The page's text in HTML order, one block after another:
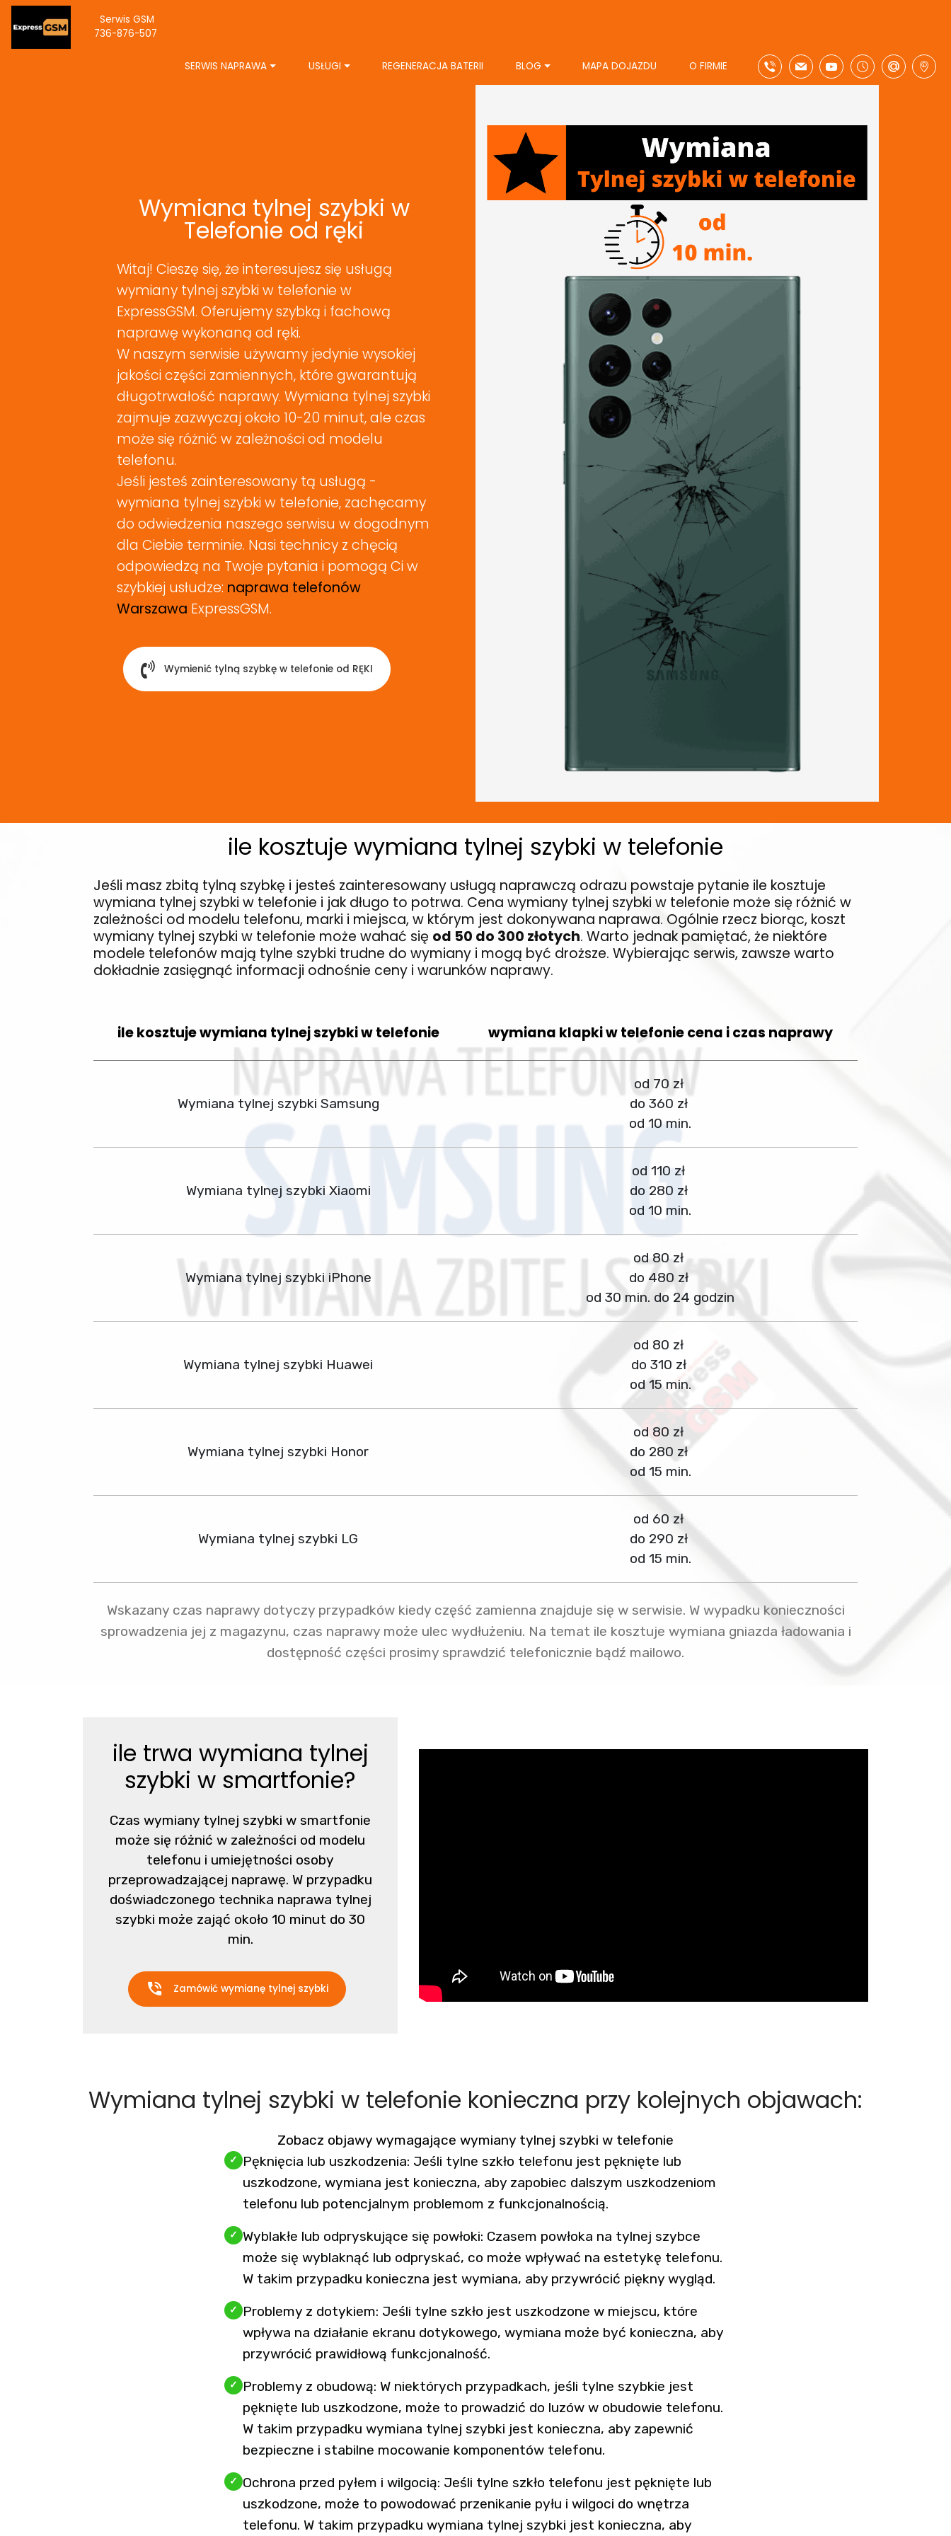
Serwis GSM
736-876-507
SERWIS NAPRAWA USŁUGI REGENERACJA BATERII BLOG MAPA DOJAZDU O FIRMIE
Wymiana tylnej szybki w
Telefonie od ręki
Witaj! Cieszę się, że interesujesz się usługą
wymiany tylnej szybki w telefonie w
ExpressGSM. Oferujemy szybką i fachową
naprawę wykonaną od ręki.
W naszym serwisie używamy jedynie wysokiej
jakości części zamiennych, które gwarantują
długotrwałość naprawy. Wymiana tylnej szybki
zajmuje zazwyczaj około 10-20 minut, ale czas
może się różnić w zależności od modelu
telefonu.
Jeśli jesteś zainteresowany tą usługą -
wymiana tylnej szybki w telefonie, zachęcamy
do odwiedzenia naszego serwisu w dogodnym
dla Ciebie terminie. Nasi technicy z chęcią
odpowiedzą na Twoje pytania i pomogą Ci w
szybkiej usłudze: naprawa telefonów
Warszawa ExpressGSM.
Wymienić tylną szybkę w telefonie od RĘKI
ile kosztuje wymiana tylnej szybki w telefonie
Jeśli masz zbitą tylną szybkę i jesteś zainteresowany usługą naprawczą odrazu powstaje pytanie ile kosztuje
wymiana tylnej szybki w telefonie i jak długo to potrwa. Cena wymiany tylnej szybki w telefonie może się różnić w
zależności od modelu telefonu, marki i miejsca, w którym jest dokonywana naprawa. Ogólnie rzecz biorąc, koszt
wymiany tylnej szybki w telefonie może wahać się od 50 do 300 złotych. Warto jednak pamiętać, że niektóre
modele telefonów mają tylne szybki trudne do wymiany i mogą być droższe. Wybierając serwis, zawsze warto
dokładnie zasięgnąć informacji odnośnie ceny i warunków naprawy.
ile kosztuje wymiana tylnej szybki w telefonie wymiana klapki w telefonie cena i czas naprawy
Wymiana tylnej szybki Samsung
od 70 zł
do 360 zł
od 10 min.
Wymiana tylnej szybki Xiaomi
od 110 zł
do 280 zł
od 10 min.
Wymiana tylnej szybki iPhone
od 80 zł
do 480 zł
od 30 min. do 24 godzin
Wymiana tylnej szybki Huawei
od 80 zł
do 310 zł
od 15 min.
Wymiana tylnej szybki Honor
od 80 zł
do 280 zł
od 15 min.
Wymiana tylnej szybki LG
od 60 zł
do 290 zł
od 15 min.
Wskazany czas naprawy dotyczy przypadków kiedy część zamienna znajduje się w serwisie. W wypadku konieczności
sprowadzenia jej z magazynu, czas naprawy może ulec wydłużeniu. Na temat ile kosztuje wymiana gniazda ładowania i
dostępność części prosimy sprawdzić telefonicznie bądź mailowo.
ile trwa wymiana tylnej
szybki w smartfonie?
Czas wymiany tylnej szybki w smartfonie
może się różnić w zależności od modelu
telefonu i umiejętności osoby
przeprowadzającej naprawę. W przypadku
doświadczonego technika naprawa tylnej
szybki może zająć około 10 minut do 30
min.
Zamówić wymianę tylnej szybki
Wymiana tylnej szybki w telefonie konieczna przy kolejnych objawach:
Zobacz objawy wymagające wymiany tylnej szybki w telefonie
Pęknięcia lub uszkodzenia: Jeśli tylne szkło telefonu jest pęknięte lub
uszkodzone, wymiana jest konieczna, aby zapobiec dalszym uszkodzeniom
telefonu lub potencjalnym problemom z funkcjonalnością.
Wyblakłe lub odpryskujące się powłoki: Czasem powłoka na tylnej szybce
może się wyblaknąć lub odpryskać, co może wpływać na estetykę telefonu.
W takim przypadku konieczna jest wymiana, aby przywrócić piękny wygląd.
Problemy z dotykiem: Jeśli tylne szkło jest uszkodzone w miejscu, które
wpływa na działanie ekranu dotykowego, wymiana może być konieczna, aby
przywrócić prawidłową funkcjonalność.
Problemy z obudową: W niektórych przypadkach, jeśli tylne szybkie jest
pęknięte lub uszkodzone, może to prowadzić do luzów w obudowie telefonu.
W takim przypadku wymiana tylnej szybki jest konieczna, aby zapewnić
bezpieczne i stabilne mocowanie komponentów telefonu.
Ochrona przed pyłem i wilgocią: Jeśli tylne szkło telefonu jest pęknięte lub
uszkodzone, może to powodować przenikanie pyłu i wilgoci do wnętrza
telefonu. W takim przypadku wymiana tylnej szybki jest konieczna, aby